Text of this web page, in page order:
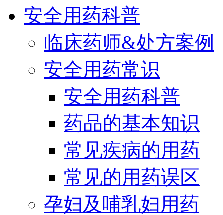
安全用药科普
临床药师&处方案例
安全用药常识
安全用药科普
药品的基本知识
常见疾病的用药
常见的用药误区
孕妇及哺乳妇用药